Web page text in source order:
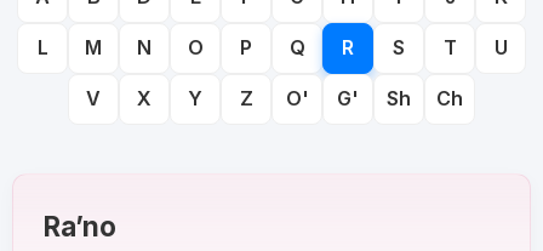
L M N O P Q R S T U
V X Y Z O' G' Sh Ch
Ra’no